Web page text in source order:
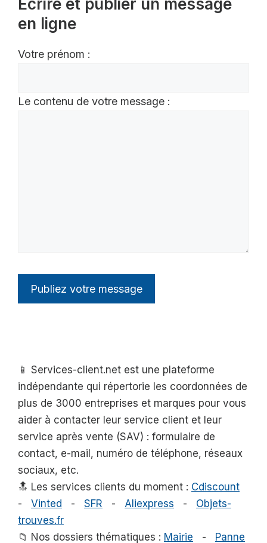
Écrire et publier un message
en ligne
Votre prénom :
Le contenu de votre message :
📱 Services-client.net est une plateforme
indépendante qui répertorie les coordonnées de
plus de 3000 entreprises et marques pour vous
aider à contacter leur service client et leur
service après vente (SAV) : formulaire de
contact, e-mail, numéro de téléphone, réseaux
sociaux, etc.
🔝 Les services clients du moment : Cdiscount
- Vinted - SFR - Aliexpress - Objets-
trouves.fr
📁 Nos dossiers thématiques : Mairie - Panne